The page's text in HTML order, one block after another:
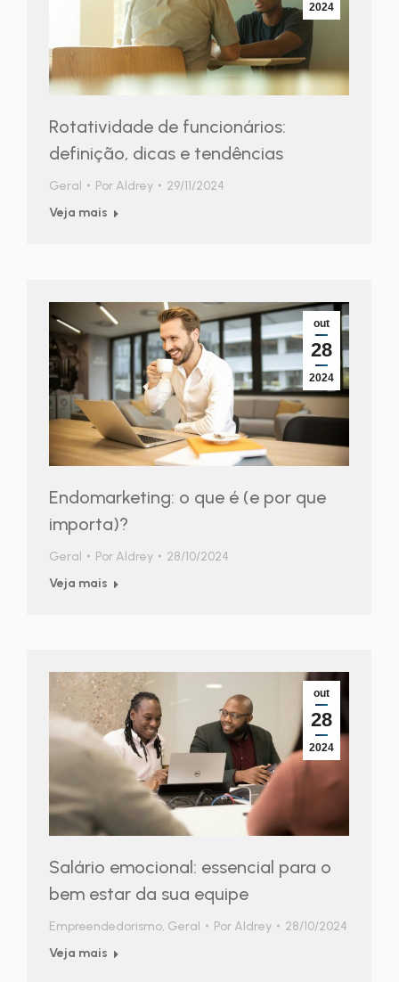
2024
Rotatividade de funcionários:
definição, dicas e tendências
Geral Por Aldrey
29/11/2024
Veja mais
out
28
2024
Endomarketing: o que é (e por que
importa)?
Geral Por Aldrey
28/10/2024
Veja mais
out
28
2024
Salário emocional: essencial para o
bem estar da sua equipe
Empreendedorismo, Geral Por Aldrey
28/10/2024
Veja mais